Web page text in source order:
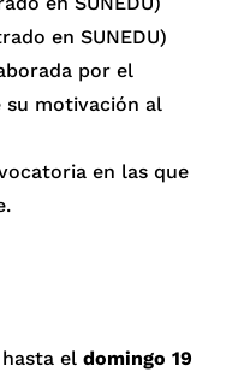
en SUNEDU)
por el
su motivación al
en las que
hasta eldomingo 19